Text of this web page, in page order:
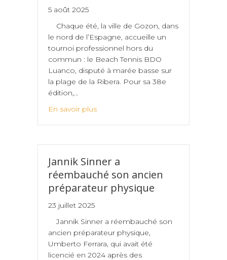
5 août 2025
Chaque été, la ville de Gozon, dans
le nord de l’Espagne, accueille un
tournoi professionnel hors du
commun : le Beach Tennis BDO
Luanco, disputé à marée basse sur
la plage de la Ribera. Pour sa 38e
édition,…
En savoir plus
Jannik Sinner a
réembauché son ancien
préparateur physique
23 juillet 2025
Jannik Sinner a réembauché son
ancien préparateur physique,
Umberto Ferrara, qui avait été
licencié en 2024 après des